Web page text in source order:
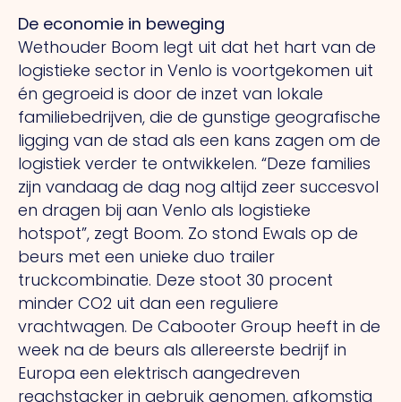
De economie in beweging
Wethouder Boom legt uit dat het hart van de
logistieke sector in Venlo is voortgekomen uit
én gegroeid is door de inzet van lokale
familiebedrijven, die de gunstige geografische
ligging van de stad als een kans zagen om de
logistiek verder te ontwikkelen. “Deze families
zijn vandaag de dag nog altijd zeer succesvol
en dragen bij aan Venlo als logistieke
hotspot”, zegt Boom. Zo stond Ewals op de
beurs met een unieke duo trailer
truckcombinatie. Deze stoot 30 procent
minder CO2 uit dan een reguliere
vrachtwagen. De Cabooter Group heeft in de
week na de beurs als allereerste bedrijf in
Europa een elektrisch aangedreven
reachstacker in gebruik genomen, afkomstig